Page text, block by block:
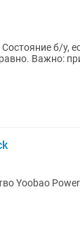
Важно:
Yoobao